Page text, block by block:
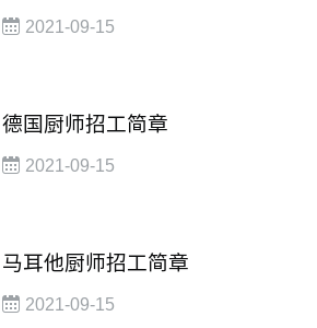
2021-09-15
德国厨师招工简章
2021-09-15
马耳他厨师招工简章
2021-09-15